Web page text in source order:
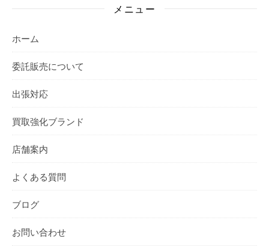
メニュー
ホーム
委託販売について
出張対応
買取強化ブランド
店舗案内
よくある質問
ブログ
お問い合わせ